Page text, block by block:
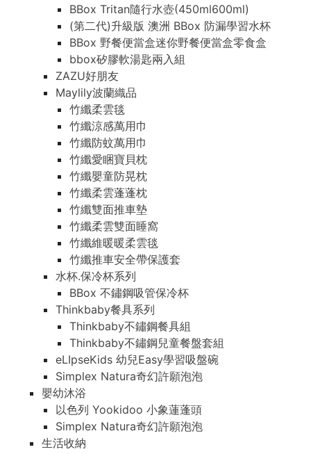
BBox Tritan隨行水壺(450ml600ml)
(第二代)升級版 澳洲 BBox 防漏學習水杯
BBox 野餐便當盒迷你野餐便當盒零食盒
bbox矽膠軟湯匙兩入組
ZAZU好朋友
Maylily波蘭織品
竹纖柔雲毯
竹纖涼感萬用巾
竹纖防蚊萬用巾
竹纖愛睏寶貝枕
竹纖嬰童防晃枕
竹纖柔雲蓬蓬枕
竹纖雙面推車墊
竹纖柔雲雙面睡窩
竹纖維暖暖柔雲毯
竹纖推車安全帶保護套
水杯.保冷杯系列
BBox 不鏽鋼吸管保冷杯
Thinkbaby餐具系列
Thinkbaby不鏽鋼餐具組
Thinkbaby不鏽鋼兒童餐盤套組
eLIpseKids 幼兒Easy學習吸盤碗
Simplex Natura奇幻許願泡泡
嬰幼沐浴
以色列 Yookidoo 小象蓮蓬頭
Simplex Natura奇幻許願泡泡
生活收納